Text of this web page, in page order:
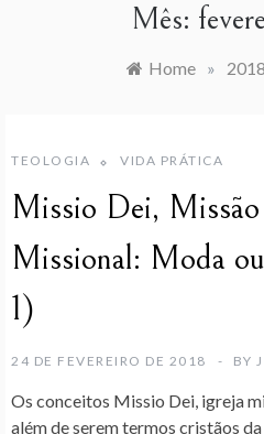
Mês:
Home » 2018
TEOLOGIA VIDA PRÁTICA
Missio Dei,
Missional: Moda
1)
24 DE FEVEREIRO DE 2018 BY
Os conceitos Missio Dei, igreja
além de serem termos cristãos